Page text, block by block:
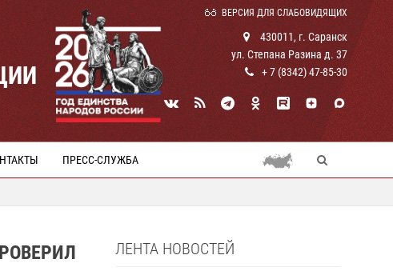
ВЕРСИЯ ДЛЯ СЛАБОВИДЯЩИХ
430011, г. Саранск
ул. Степана Разина д. 37
+ 7 (8342) 47-85-30
ПРЕСС-СЛУЖБА
ЛЕНТА НОВОСТЕЙ